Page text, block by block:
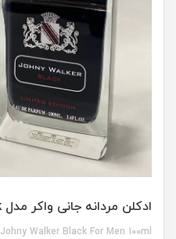
ادکلن مردانه جانی واکر مدل Black | جانی واکر بلک
Johny Walker Black For Men 100ml